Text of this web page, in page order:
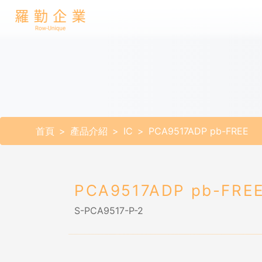
首頁 產品介紹 IC PCA9517ADP pb-FREE
PCA9517ADP pb-
S-PCA9517-P-2